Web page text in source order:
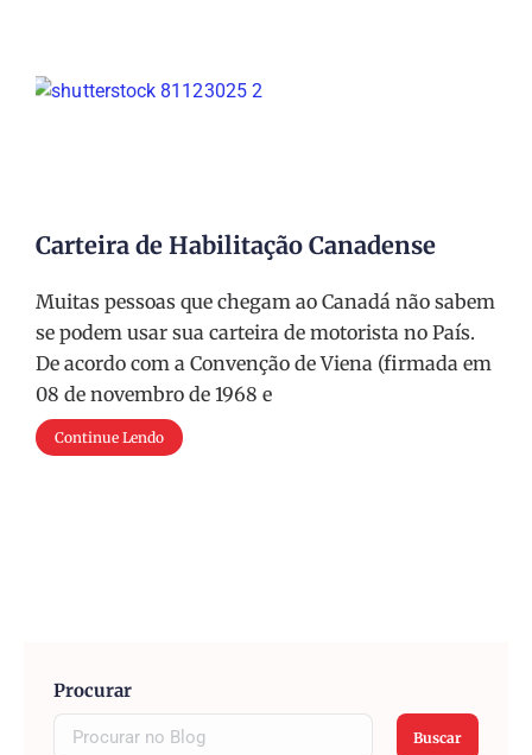
Carteira de Habilitação Canadense
Muitas pessoas que chegam ao Canadá não sabem
se podem usar sua carteira de motorista no País.
De acordo com a Convenção de Viena (firmada em
08 de novembro de 1968 e
Continue Lendo
Procurar
Buscar